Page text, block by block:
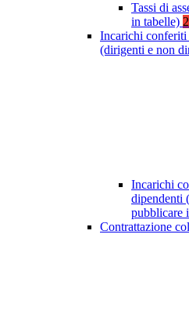
Tassi di
in tabelle)
Incarichi conferiti
(dirigenti e non
Incarichi
dipendenti
pubblicare
Contrattazione